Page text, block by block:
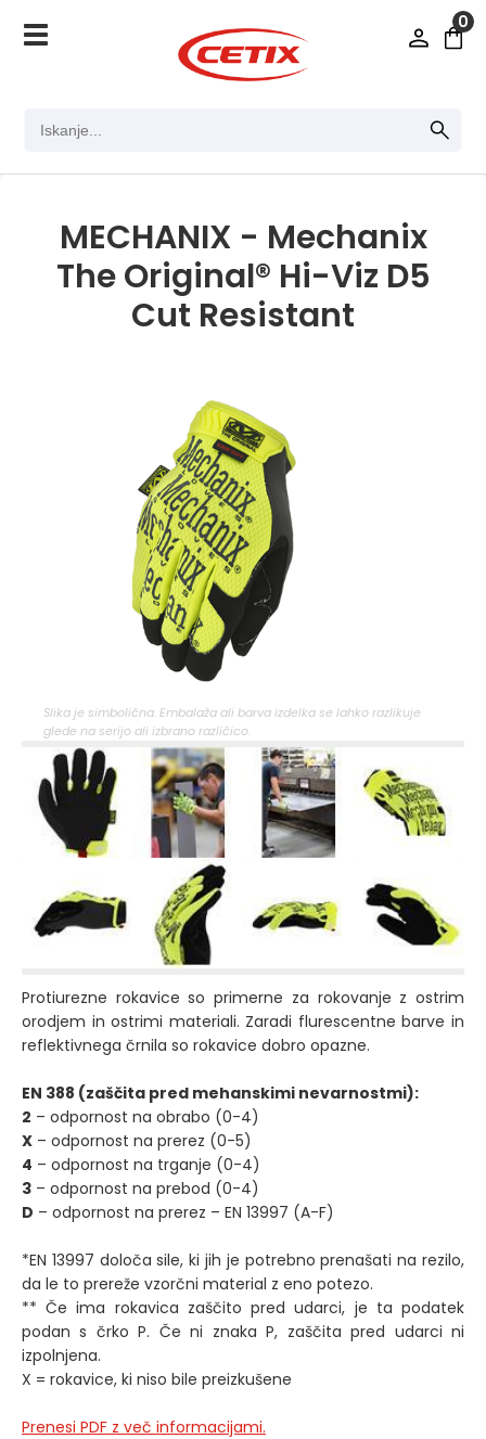
0
MECHANIX - Mechanix
The Original® Hi-Viz D5
Cut Resistant
Slika je simbolična. Embalaža ali barva izdelka se lahko razlikuje
glede na serijo ali izbrano različico.
Protiurezne rokavice so primerne za rokovanje z ostrim
orodjem in ostrimi materiali. Zaradi flurescentne barve in
reflektivnega črnila so rokavice dobro opazne.
EN 388 (zaščita pred mehanskimi nevarnostmi):
2 – odpornost na obrabo (0-4)
X – odpornost na prerez (0-5)
4 – odpornost na trganje (0-4)
3 – odpornost na prebod (0-4)
D – odpornost na prerez – EN 13997 (A-F)
*EN 13997 določa sile, ki jih je potrebno prenašati na rezilo,
da le to prereže vzorčni material z eno potezo.
** Če ima rokavica zaščito pred udarci, je ta podatek
podan s črko P. Če ni znaka P, zaščita pred udarci ni
izpolnjena.
X = rokavice, ki niso bile preizkušene
Prenesi PDF z več informacijami.